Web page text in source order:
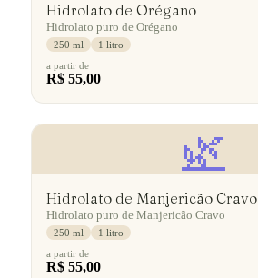
Hidrolato de Orégano
Hidrolato puro de Orégano
250 ml
1 litro
a partir de
R$ 55,00
🌿
Hidrolato de Manjericão Cravo
Hidrolato puro de Manjericão Cravo
250 ml
1 litro
a partir de
R$ 55,00